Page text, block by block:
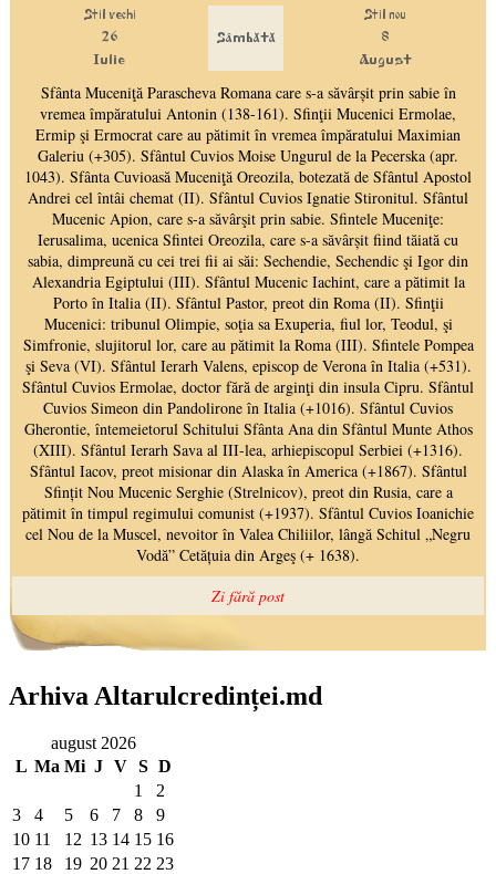
Arhiva Altarulcredinței.md
august 2026
L Ma Mi J V S D
1
2
3
4 5 6 7 8
9
10 11 12 13 14 15 16
17 18 19 20 21 22 23